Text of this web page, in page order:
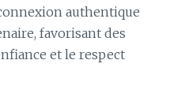
authentique
favorisant des
et le respect